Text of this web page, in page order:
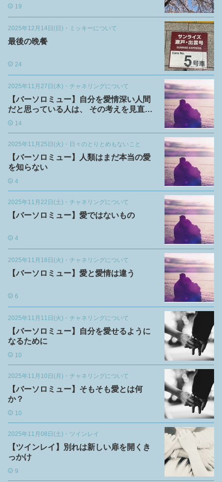
19
2025年12月14日(日) ・ ミッキーについて
最後の晩餐
24
2025年11月27日(木) ・ チャネリングについて
【バーソロミュー】自分を愛情深い人間
だと思っている人は、 その考えを見直し
てください。
14
2025年11月25日(火) ・ 日々のとりとめもないこと
【バーソロミュー】人類はまだ本当の愛
を知らない
4
2025年11月22日(土) ・ チャネリングについて
【バーソロミュー】愛ではないもの
4
2025年11月18日(火) ・ チャネリングについて
【バーソロミュー】愛と愛情は違う
6
2025年11月11日(火) ・ チャネリングについて
【バーソロミュー】自分を愛せるように
なるために
10
2025年11月10日(月) ・ チャネリングについて
【バーソロミュー】そもそも愛とは何
か？
10
2025年11月08日(土) ・ ツインレイ
【ツインレイ】別れは新しい扉を開くき
っかけ
9